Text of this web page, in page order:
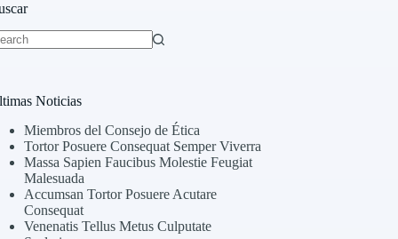
Noticias
Miembros del Consejo de Ética
Tortor Posuere Consequat Semper Viverra
Massa Sapien Faucibus Molestie Feugiat
Malesuada
Accumsan Tortor Posuere Acutare
Consequat
Venenatis Tellus Metus Culputate